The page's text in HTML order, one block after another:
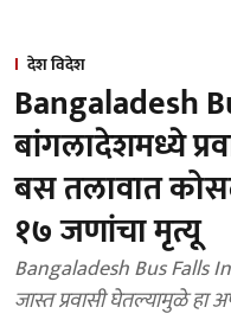
देश विदेश
Bangaladesh
बांगलादेशमध्ये
बस तलावात
१७ जणांचा मृत्यू
Bangaladesh Bus Falls
जास्त प्रवासी घेतल्यामुळे